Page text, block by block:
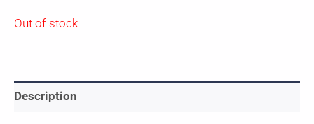
Out of stock
Description